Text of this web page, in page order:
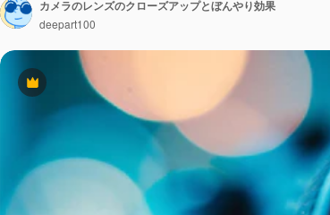
Premium
カメラのレンズのクローズアップとぼんやり効果
deepart100